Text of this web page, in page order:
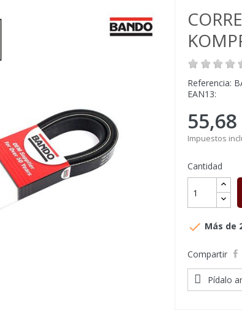
Referencia:
EAN13:
Impuestos
Cantidad
 Más de
Compartir
Pídalo